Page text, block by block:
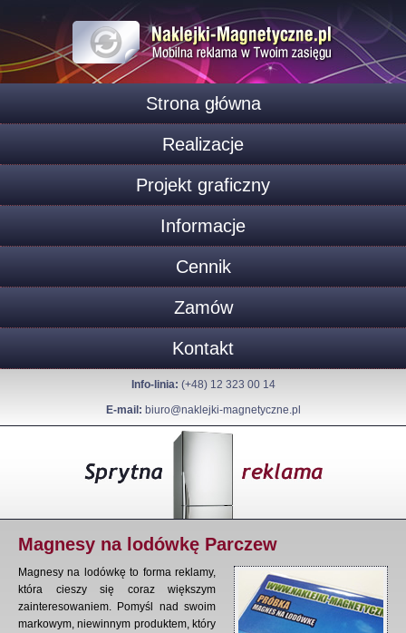
Strona główna
Realizacje
Projekt graficzny
Informacje
Cennik
Zamów
Kontakt
Info-linia: (+48) 12 323 00 14
E-mail: biuro@naklejki-magnetyczne.pl
Magnesy na lodówkę Parczew
Magnesy na lodówkę to forma reklamy,
która cieszy się coraz większym
zainteresowaniem. Pomyśl nad swoim
markowym, niewinnym produktem, który